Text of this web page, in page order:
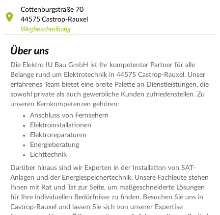
Cottenburgstraße 70
44575 Castrop-Rauxel
Wegbeschreibung
Über uns
Die Elektro IU Bau GmbH ist Ihr kompetenter Partner für alle
Belange rund um Elektrotechnik in 44575 Castrop-Rauxel. Unser
erfahrenes Team bietet eine breite Palette an Dienstleistungen, die
sowohl private als auch gewerbliche Kunden zufriedenstellen. Zu
unseren Kernkompetenzen gehören:
Anschluss von Fernsehern
Elektroinstallationen
Elektroreparaturen
Energieberatung
Lichttechnik
Darüber hinaus sind wir Experten in der Installation von SAT-
Anlagen und der Energiespeichertechnik. Unsere Fachleute stehen
Ihnen mit Rat und Tat zur Seite, um maßgeschneiderte Lösungen
für Ihre individuellen Bedürfnisse zu finden. Besuchen Sie uns in
Castrop-Rauxel und lassen Sie sich von unserer Expertise